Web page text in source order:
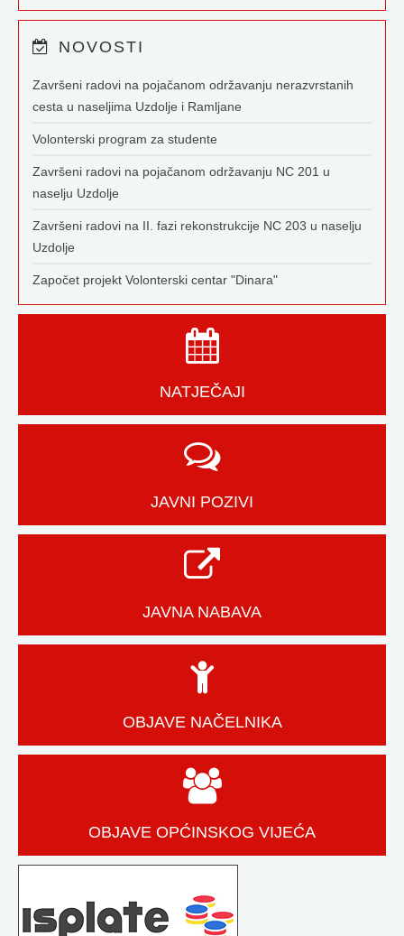
NOVOSTI
Završeni radovi na pojačanom održavanju nerazvrstanih
cesta u naseljima Uzdolje i Ramljane
Volonterski program za studente
Završeni radovi na pojačanom održavanju NC 201 u
naselju Uzdolje
Završeni radovi na II. fazi rekonstrukcije NC 203 u naselju
Uzdolje
Započet projekt Volonterski centar "Dinara"
NATJEČAJI
JAVNI POZIVI
JAVNA NABAVA
OBJAVE NAČELNIKA
OBJAVE OPĆINSKOG VIJEĆA